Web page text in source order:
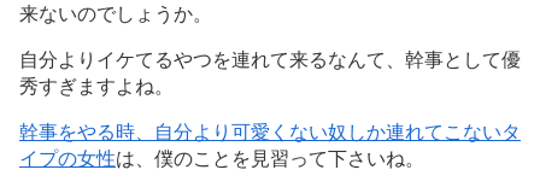
来ないのでしょうか。
自分よりイケてるやつを連れて来るなんて、幹事として優
秀すぎますよね。
幹事をやる時、自分より可愛くない奴しか連れてこないタ
イプの女性は、僕のことを見習って下さいね。